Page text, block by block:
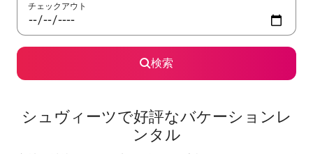
チェックアウト
検索
シュヴィーツで好評なバケーションレ
ンタル